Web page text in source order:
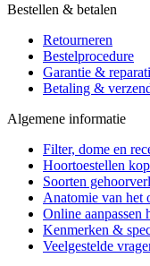
Bestellen & betalen
Retourneren
Bestelprocedure
Garantie &
Betaling &
Algemene informatie
Filter, dome en
Hoortoestellen
Soorten
Anatomie van het
Online aanpassen
Kenmerken &
Veelgestelde